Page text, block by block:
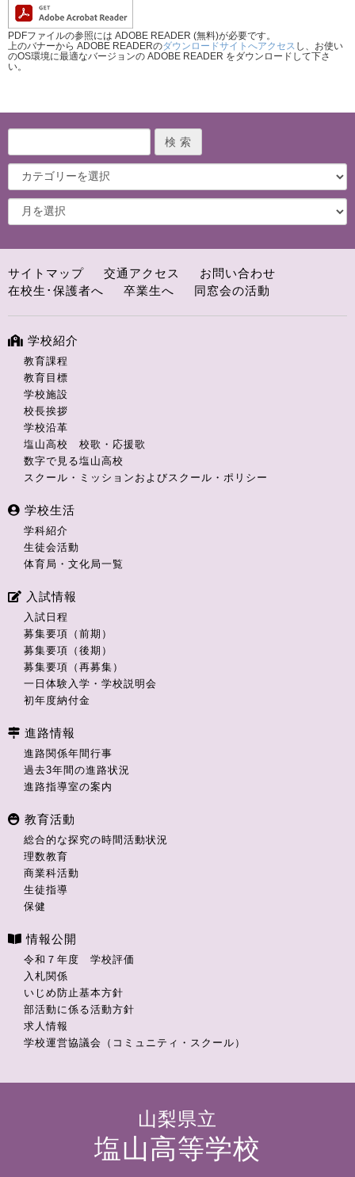
PDFファイルの参照には ADOBE READER (無料)が必要です。
上のバナーから ADOBE READERのダウンロードサイトへアクセス し、お使い
のOS環境に最適なバージョンの ADOBE READER をダウンロードして下さ
い。
サイトマップ 交通アクセス
お問い合わせ
在校生･保護者へ
卒業生へ 同窓会の活動
学校紹介
教育課程
教育目標
学校施設
校長挨拶
学校沿革
塩山高校 校歌・応援歌
数字で見る塩山高校
スクール・ミッションおよびスクール・ポリシー
学校生活
学科紹介
生徒会活動
体育局・文化局一覧
入試情報
入試日程
募集要項（前期）
募集要項（後期）
募集要項（再募集）
一日体験入学・学校説明会
初年度納付金
進路情報
進路関係年間行事
過去3年間の進路状況
進路指導室の案内
教育活動
総合的な探究の時間活動状況
理数教育
商業科活動
生徒指導
保健
情報公開
令和７年度 学校評価
入札関係
いじめ防止基本方針
部活動に係る活動方針
求人情報
学校運営協議会（コミュニティ・スクール）
山梨県立
塩山高等学校